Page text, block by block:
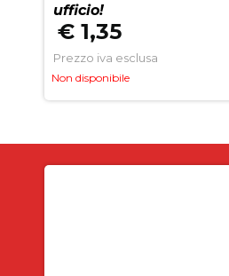
€ 1,35
Prezzo iva esclusa
Non disponibile
ufficio!